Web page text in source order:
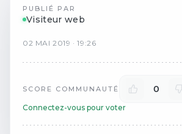
PUBLIÉ PAR
Visiteur web
02 MAI 2019 ·19:26
SCORE COMMUNAUTÉ 0
Connectez-vous pour voter